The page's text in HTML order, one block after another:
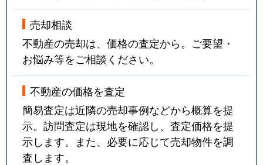
売却相談
不動産の売却は、価格の査定から。ご要望・
お悩み等をご相談ください。
不動産の価格を査定
簡易査定は近隣の売却事例などから概算を提
示。訪問査定は現地を確認し、査定価格を提
示します。また、必要に応じて売却物件を調
査します。